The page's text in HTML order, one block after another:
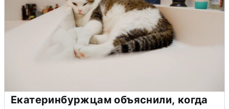
Екатеринбуржцам объяснили, когда